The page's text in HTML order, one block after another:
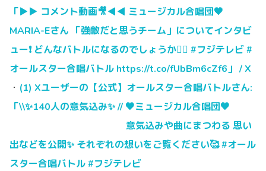
「▶▶ コメント動画🎥◀◀ ミュージカル合唱団🖤
MARIA-Eさん 「強敵だと思うチーム」についてインタビ
ュー❗️ どんなバトルになるのでしょうか❤️‍🔥 #フジテレビ #
オールスター合唱バトル https://t.co/fUbBm6cZf6」 / X
・ (1) Xユーザーの【公式】オールスター合唱バトルさん:
「\\✨140人の意気込み✨ // 🖤ミュージカル合唱団🖤
意気込みや曲にまつわる 思い
出などを公開✨ それぞれの想いをご覧ください🥰 #オール
スター合唱バトル #フジテレビ